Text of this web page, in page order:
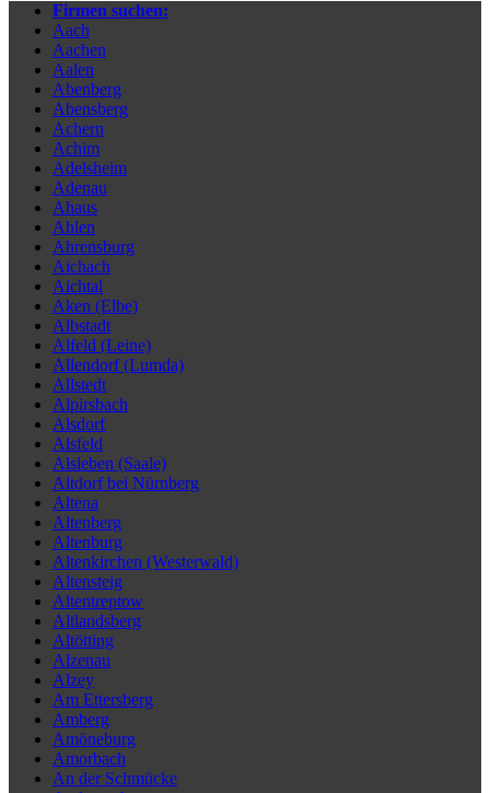
Firmen suchen:
Aach
Aachen
Aalen
Abenberg
Abensberg
Achern
Achim
Adelsheim
Adenau
Ahaus
Ahlen
Ahrensburg
Aichach
Aichtal
Aken (Elbe)
Albstadt
Alfeld (Leine)
Allendorf (Lumda)
Allstedt
Alpirsbach
Alsdorf
Alsfeld
Alsleben (Saale)
Altdorf bei Nürnberg
Altena
Altenberg
Altenburg
Altenkirchen (Westerwald)
Altensteig
Altentreptow
Altlandsberg
Altötting
Alzenau
Alzey
Am Ettersberg
Amberg
Amöneburg
Amorbach
An der Schmücke